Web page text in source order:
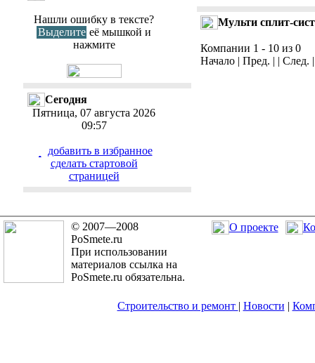
Нашли ошибку в тексте?
Выделите её мышкой и
нажмите
Сегодня
Пятница, 07 августа 2026
09:57
добавить в избранное
cделать стартовой
страницей
Мульти сплит-
Компании 1 - 10 из 0
Начало | Пред. | | След.
© 2007—2008
PoSmete.ru
При использовании
материалов ссылка на
PoSmete.ru обязательна.
О проекте
Строительство и ремонт | Новости |